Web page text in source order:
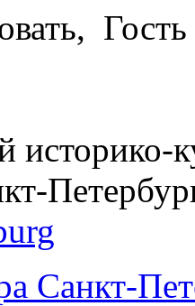
Гость
историко-
Санкт-